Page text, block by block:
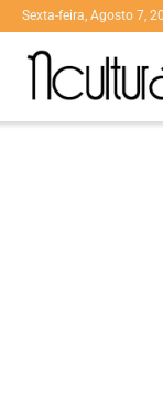
Sexta-feira, Agosto 7,